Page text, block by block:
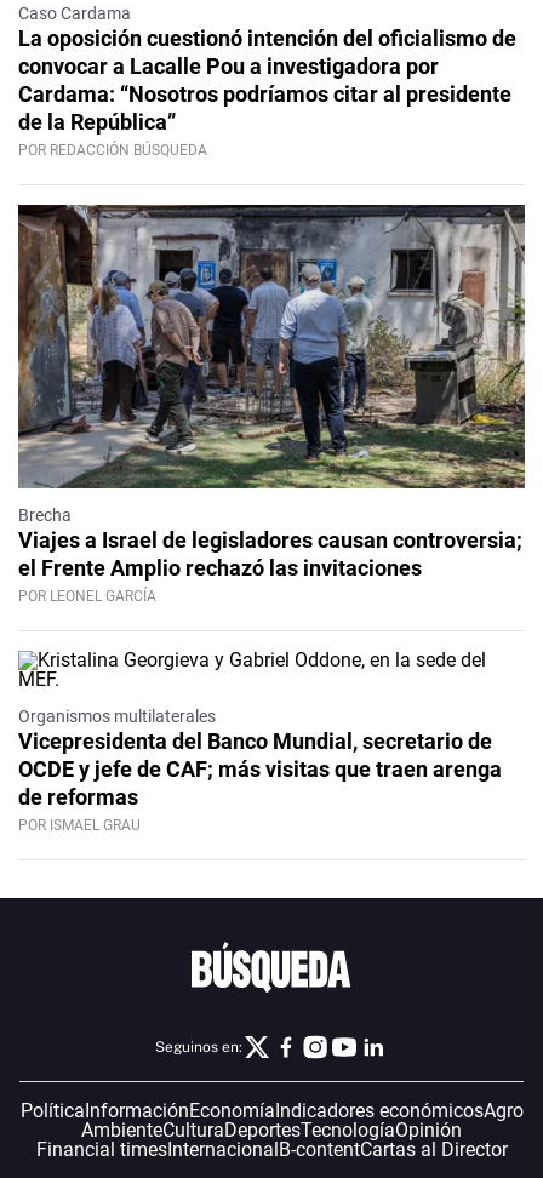
Caso Cardama
La oposición cuestionó intención del oficialismo de
convocar a Lacalle Pou a investigadora por
Cardama: “Nosotros podríamos citar al presidente
de la República”
POR REDACCIÓN BÚSQUEDA
Brecha
Viajes a Israel de legisladores causan controversia;
el Frente Amplio rechazó las invitaciones
POR LEONEL GARCÍA
Organismos multilaterales
Vicepresidenta del Banco Mundial, secretario de
OCDE y jefe de CAF; más visitas que traen arenga
de reformas
POR ISMAEL GRAU
Seguinos en:
PolíticaInformaciónEconomíaIndicadores económicosAgro
AmbienteCulturaDeportesTecnologíaOpinión
Financial timesInternacionalB-contentCartas al Director